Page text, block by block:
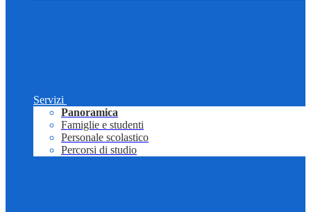
Servizi
Panoramica
Famiglie e studenti
Personale scolastico
Percorsi di studio